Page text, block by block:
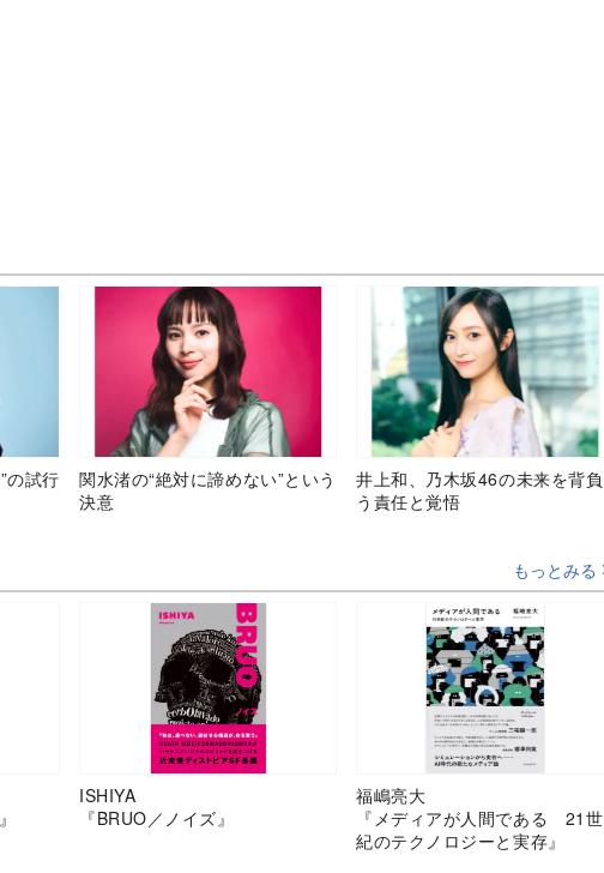
の試行
関水渚の“絶対に諦めない”という
決意
井上和、乃木坂46の未来を背負
う責任と覚悟
もっとみる
ISHIYA
『BRUO／ノイズ』
福嶋亮大
『メディアが人間である 21世
紀のテクノロジーと実存』